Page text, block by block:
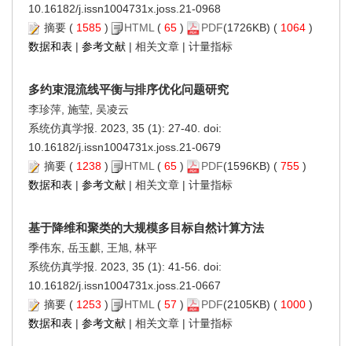
10.16182/j.issn1004731x.joss.21-0968
摘要 ( 1585 ) HTML ( 65 ) PDF(1726KB) ( 1064 )
数据和表 | 参考文献 | 相关文章 | 计量指标
多约束混流线平衡与排序优化问题研究
李珍萍, 施莹, 吴凌云
系统仿真学报. 2023, 35 (1): 27-40. doi:
10.16182/j.issn1004731x.joss.21-0679
摘要 ( 1238 ) HTML ( 65 ) PDF(1596KB) ( 755 )
数据和表 | 参考文献 | 相关文章 | 计量指标
基于降维和聚类的大规模多目标自然计算方法
季伟东, 岳玉麒, 王旭, 林平
系统仿真学报. 2023, 35 (1): 41-56. doi:
10.16182/j.issn1004731x.joss.21-0667
摘要 ( 1253 ) HTML ( 57 ) PDF(2105KB) ( 1000 )
数据和表 | 参考文献 | 相关文章 | 计量指标